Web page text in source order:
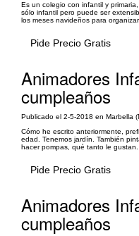
Es un colegio con infantil y
sólo infantil pero puede ser
los meses navideños para
Pide Precio Gratis
Animadores
cumpleaños
Publicado el 2-5-2018 en Marbella
Cómo he escrito anteriormente,
edad. Tenemos jardín. También
hacer pompas, qué tanto le
Pide Precio Gratis
Animadores
cumpleaños